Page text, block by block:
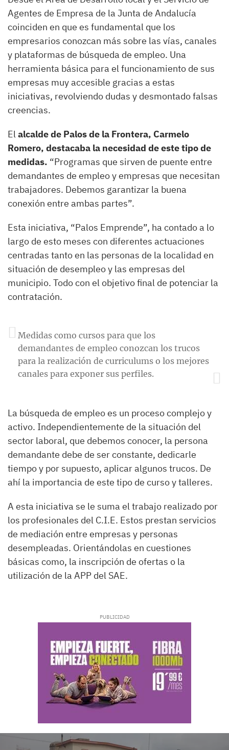
Agentes de Empresa de la Junta de Andalucía
coinciden en que es fundamental que los
empresarios conozcan más sobre las vías, canales
y plataformas de búsqueda de empleo. Una
herramienta básica para el funcionamiento de sus
empresas muy accesible gracias a estas
iniciativas, revolviendo dudas y desmontado falsas
creencias.
Elalcalde de Palos de la Frontera, Carmelo
Romero, destacaba la necesidad de este tipo de
medidas. “Programas que sirven de puente entre
demandantes de empleo y empresas que necesitan
trabajadores. Debemos garantizar la buena
conexión entre ambas partes”.
Esta iniciativa, “Palos Emprende”, ha contado a lo
largo de esto meses con diferentes actuaciones
centradas tanto en las personas de la localidad en
situación de desempleo y las empresas del
municipio. Todo con el objetivo final de potenciar la
contratación.
Medidas como cursos para que los
demandantes de empleo conozcan los trucos
para la realización de curriculums o los mejores
canales para exponer sus perfiles.
La búsqueda de empleo es un proceso complejo y
activo. Independientemente de la situación del
sector laboral, que debemos conocer, la persona
demandante debe de ser constante, dedicarle
tiempo y por supuesto, aplicar algunos trucos. De
ahí la importancia de este tipo de curso y talleres.
A esta iniciativa se le suma el trabajo realizado por
los profesionales del C.I.E. Estos prestan servicios
de mediación entre empresas y personas
desempleadas. Orientándolas en cuestiones
básicas como, la inscripción de ofertas o la
utilización de la APP del SAE.